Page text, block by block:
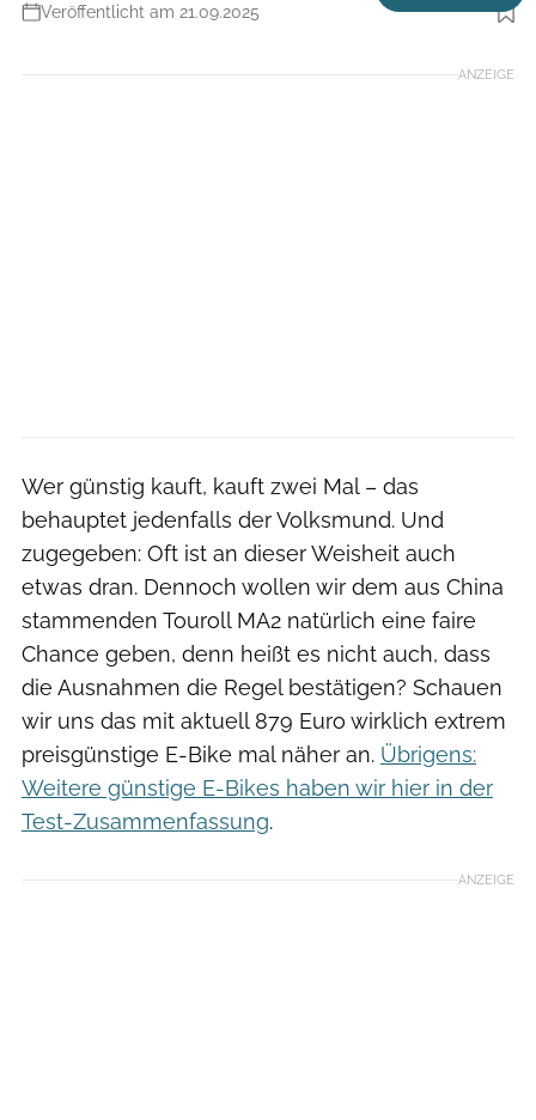
Veröffentlicht am 21.09.2025
Foto: Moritz Schwertner // www.moritzschwertner.de
ANZEIGE
Wer günstig kauft, kauft zwei Mal – das
behauptet jedenfalls der Volksmund. Und
zugegeben: Oft ist an dieser Weisheit auch
etwas dran. Dennoch wollen wir dem aus China
stammenden Touroll MA2 natürlich eine faire
Chance geben, denn heißt es nicht auch, dass
die Ausnahmen die Regel bestätigen? Schauen
wir uns das mit aktuell 879 Euro wirklich extrem
preisgünstige E-Bike mal näher an. Übrigens:
Weitere günstige E-Bikes haben wir hier in der
Test-Zusammenfassung.
ANZEIGE